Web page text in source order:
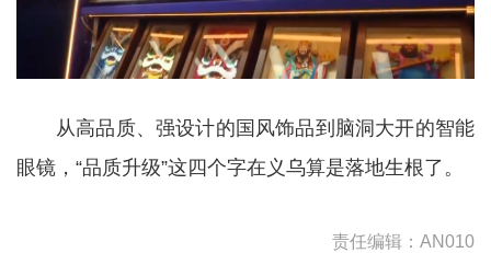
从高品质、强设计的国风饰品到脑洞大开的智能
眼镜，“品质升级”这四个字在义乌算是落地生根了。
责任编辑：AN010